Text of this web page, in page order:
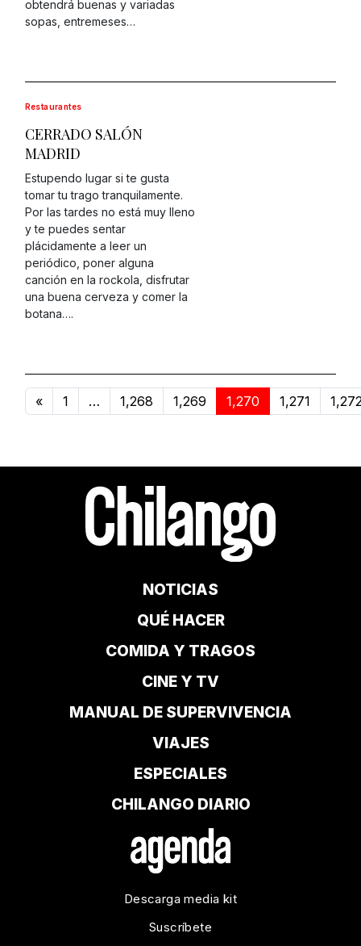
obtendrá buenas y variadas
sopas, entremeses…
Restaurantes
CERRADO SALÓN
MADRID
Estupendo lugar si te gusta
tomar tu trago tranquilamente.
Por las tardes no está muy lleno
y te puedes sentar
plácidamente a leer un
periódico, poner alguna
canción en la rockola, disfrutar
una buena cerveza y comer la
botana….
« 1 … 1,268 1,269 1,270 1,271
NOTICIAS
QUÉ HACER
COMIDA Y TRAGOS
CINE Y TV
MANUAL DE SUPERVIVENCIA
VIAJES
ESPECIALES
CHILANGO DIARIO
Descarga media kit
Suscríbete